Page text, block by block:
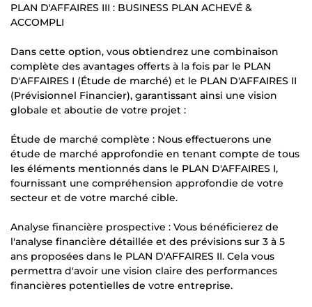
PLAN D'AFFAIRES III : BUSINESS PLAN ACHEVÉ &
ACCOMPLI
Dans cette option, vous obtiendrez une combinaison
complète des avantages offerts à la fois par le PLAN
D'AFFAIRES I (Étude de marché) et le PLAN D'AFFAIRES II
(Prévisionnel Financier), garantissant ainsi une vision
globale et aboutie de votre projet :
Étude de marché complète : Nous effectuerons une
étude de marché approfondie en tenant compte de tous
les éléments mentionnés dans le PLAN D'AFFAIRES I,
fournissant une compréhension approfondie de votre
secteur et de votre marché cible.
Analyse financière prospective : Vous bénéficierez de
l'analyse financière détaillée et des prévisions sur 3 à 5
ans proposées dans le PLAN D'AFFAIRES II. Cela vous
permettra d'avoir une vision claire des performances
financières potentielles de votre entreprise.